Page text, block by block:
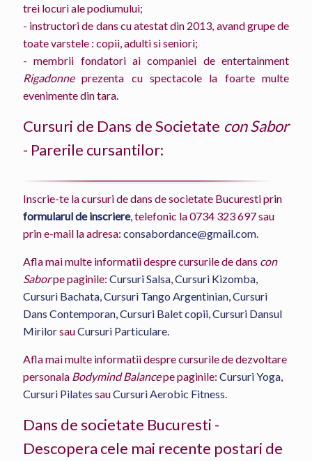
trei locuri ale podiumului;
- instructori de dans cu atestat din 2013, avand grupe de
toate varstele : copii, adulti si seniori;
- membrii fondatori ai companiei de entertainment
Rigadonneprezenta cu spectacole la foarte multe
evenimente din tara.
Cursuri de Dans de Societate con Sabor
- Parerile cursantilor:
Inscrie-te la cursuri de dans de societate Bucuresti prin
formularul de inscriere, telefonic la0734 323 697sau
prin e-mail la adresa: consabordance@gmail.com
Afla mai multe informatii despre cursurile de dans con
Saborpe paginile: Cursuri Salsa Cursuri Kizomba
Cursuri Bachata Cursuri Tango Argentinian Cursuri
Dans Contemporan Cursuri Balet copii Cursuri Dansul
MirilorsauCursuri Particulare
Afla mai multe informatii despre cursurile de dezvoltare
personala Bodymind Balancepe paginile: Cursuri Yoga
Cursuri Pilates sauCursuri Aerobic Fitness
Dans de societate Bucuresti -
Descopera cele mai recente postari de